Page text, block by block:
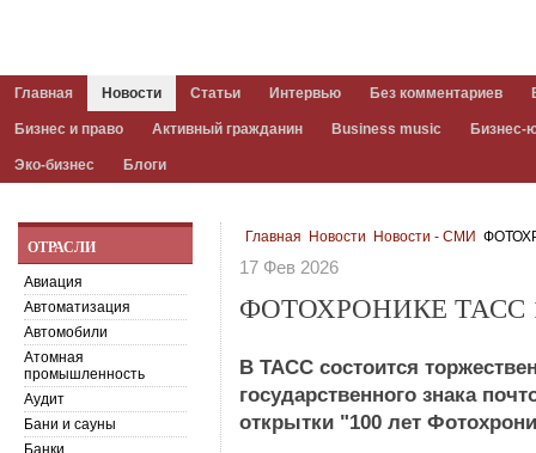
Главная Новости Статьи Интервью Без комментариев
Бизнес и право Активный гражданин Business music Бизнес-
Эко-бизнес Блоги
Главная Новости Новости - СМИ
17 Фев 2026
ФОТОХРОНИКЕ ТАСС
В ТАСС состоится
государственного знака
открытки "100 лет
ОТРАСЛИ
Авиация
Автоматизация
Автомобили
Атомная
промышленность
Аудит
Бани и сауны
Банки